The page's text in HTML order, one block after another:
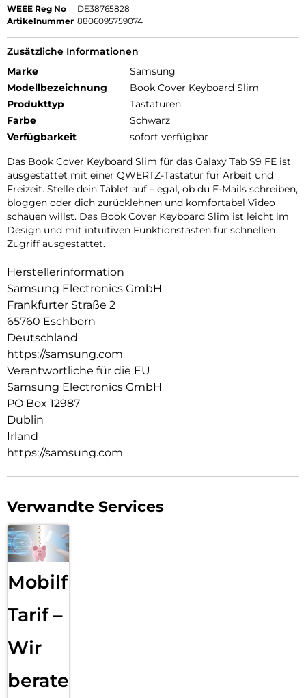
WEEE Reg No
DE38765828
Artikelnummer 8806095759074
Zusätzliche Informationen
Marke
Samsung
Modellbezeichnung
Book Cover Keyboard Slim
Produkttyp
Tastaturen
Farbe
Schwarz
Verfügbarkeit
sofort verfügbar
Das Book Cover Keyboard Slim für das Galaxy Tab S9 FE ist
ausgestattet mit einer QWERTZ-Tastatur für Arbeit und
Freizeit. Stelle dein Tablet auf – egal, ob du E-Mails schreiben,
bloggen oder dich zurücklehnen und komfortabel Video
schauen willst. Das Book Cover Keyboard Slim ist leicht im
Design und mit intuitiven Funktionstasten für schnellen
Zugriff ausgestattet.
Herstellerinformation
Samsung Electronics GmbH
Frankfurter Straße 2
65760 Eschborn
Deutschland
https://samsung.com
Verantwortliche für die EU
Samsung Electronics GmbH
PO Box 12987
Dublin
Irland
https://samsung.com
Verwandte Services
Mobilfunk
Tarif –
Wir
beraten